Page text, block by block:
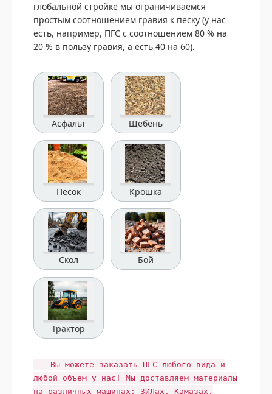
глобальной стройке мы ограничиваемся
простым соотношением гравия к песку (у нас
есть, например, ПГС с соотношением 80 % на
20 % в пользу гравия, а есть 40 на 60).
Асфальт Щебень
Песок Крошка
Скол Бой
Трактор
— Вы можете заказать ПГС любого вида и
любой объем у нас! Мы доставляем материалы
на различных машинах: ЗИЛах, Камазах,